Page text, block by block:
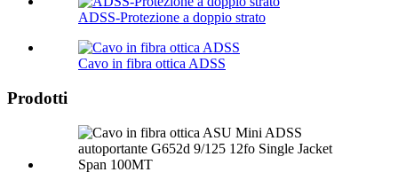
ADSS-Protezione a doppio strato
Cavo in fibra ottica ADSS
Prodotti